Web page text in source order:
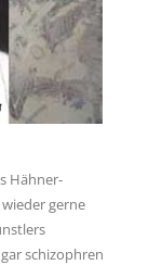
Hähner-
gerne
schizophren